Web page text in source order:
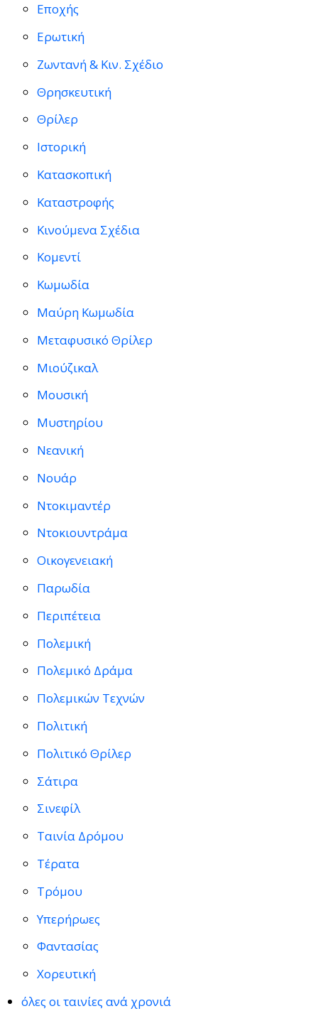
Εποχής
Ερωτική
Ζωντανή & Κιν. Σχέδιο
Θρησκευτική
Θρίλερ
Ιστορική
Κατασκοπική
Καταστροφής
Κινούμενα Σχέδια
Κομεντί
Κωμωδία
Μαύρη Κωμωδία
Μεταφυσικό Θρίλερ
Μιούζικαλ
Μουσική
Μυστηρίου
Νεανική
Νουάρ
Ντοκιμαντέρ
Ντοκιουντράμα
Οικογενειακή
Παρωδία
Περιπέτεια
Πολεμική
Πολεμικό Δράμα
Πολεμικών Τεχνών
Πολιτική
Πολιτικό Θρίλερ
Σάτιρα
Σινεφίλ
Ταινία Δρόμου
Τέρατα
Τρόμου
Υπερήρωες
Φαντασίας
Χορευτική
όλες οι ταινίες ανά χρονιά